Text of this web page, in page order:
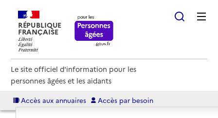
RÉPUBLIQUE
FRANÇAISE
Le site officiel d'information pour les
personnes âgées et les aidants
Accès aux annuaires Accès par besoin